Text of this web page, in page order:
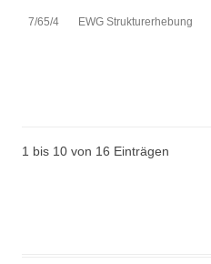
7/65/4 EWG Strukturerhebung
1 bis 10 von 16 Einträgen